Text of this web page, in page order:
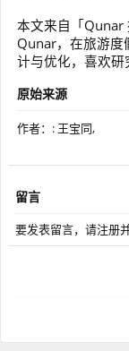
本文来自「Qunar
Qunar，在旅游度
计与优化，喜欢研
原始来源
作者：: 王宝同,
留言
要发表留言，请注册